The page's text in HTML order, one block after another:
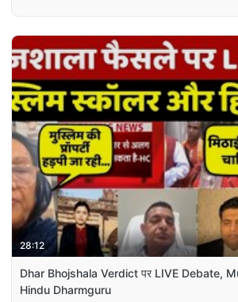
28:12
Dhar Bhojshala Verdict पर LIVE Debate,
Hindu Dharmguru